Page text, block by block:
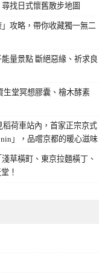
找日式懷舊散步地圖
攻略，帶你收藏獨一無二
量景點 斷絕惡緣、祈求良
生堂冥想膠囊、檜木酵素
荷車站內，首家正宗京式
」，品嚐京都的暖心滋味
草橫町、東京拉麵橫丁、
！